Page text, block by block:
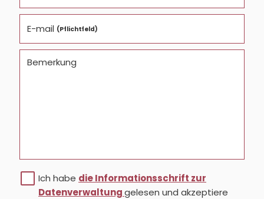
E-mail (Pflichtfeld)
Bemerkung
Ich habe die Informationsschrift zur
Datenverwaltunggelesen und akzeptiere